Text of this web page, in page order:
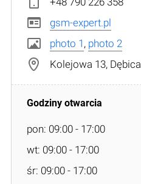
gsm-expert.pl
photo 1 , photo 2
Kolejowa 13, Dębica
pon: 09:00 - 17:00
wt: 09:00 - 17:00
śr: 09:00 - 17:00